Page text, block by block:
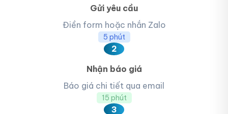
Gửi yêu cầu
Điền form hoặc nhắn Zalo
5 phút
2
Nhận báo giá
Báo giá chi tiết qua email
15 phút
3